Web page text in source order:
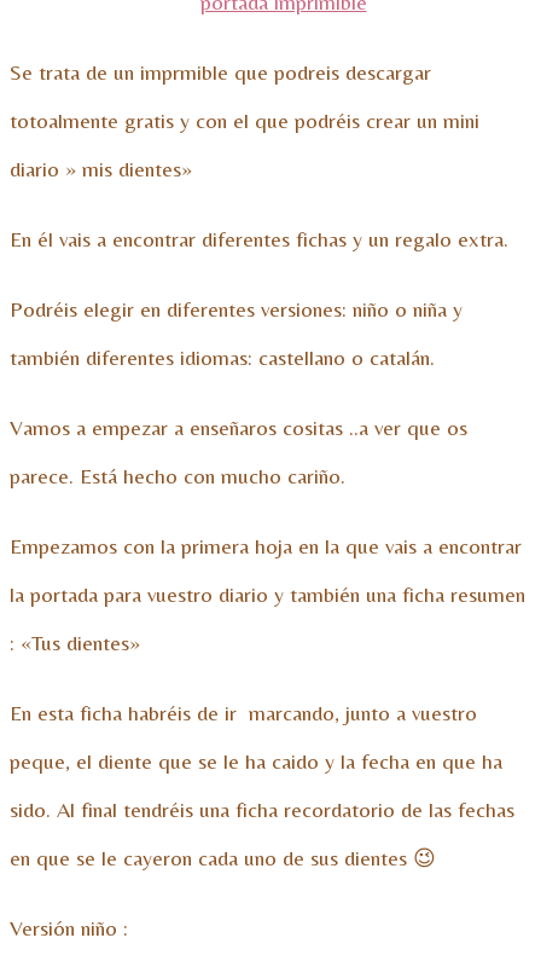
Se trata de un imprmible que podreis descargar
totoalmente gratis y con el que podréis crear un mini
diario » mis dientes»
En él vais a encontrar diferentes fichas y un regalo extra.
Podréis elegir en diferentes versiones: niño o niña y
también diferentes idiomas: castellano o catalán.
Vamos a empezar a enseñaros cositas ..a ver que os
parece. Está hecho con mucho cariño.
Empezamos con la primera hoja en la que vais a encontrar
la portada para vuestro diario y también una ficha resumen
: «Tus dientes»
En esta ficha habréis de ir marcando, junto a vuestro
peque, el diente que se le ha caido y la fecha en que ha
sido. Al final tendréis una ficha recordatorio de las fechas
en que se le cayeron cada uno de sus dientes 😉
Versión niño :